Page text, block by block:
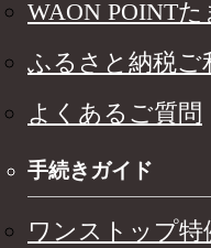
WAON POINT
ふるさと納税ご
よくあるご質問
手続きガイド
ワンストップ特